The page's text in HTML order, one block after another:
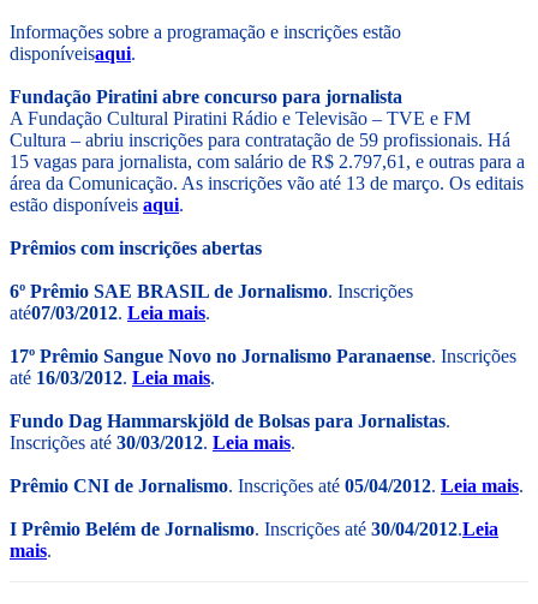
Informações sobre a programação e inscrições estão
disponíveisaqui.
Fundação Piratini abre concurso para jornalista
A Fundação Cultural Piratini Rádio e Televisão – TVE e FM
Cultura – abriu inscrições para contratação de 59 profissionais. Há
15 vagas para jornalista, com salário de R$ 2.797,61, e outras para a
área da Comunicação. As inscrições vão até 13 de março. Os editais
estão disponíveis aqui.
Prêmios com inscrições abertas
6º Prêmio SAE BRASIL de Jornalismo. Inscrições
até07/03/2012. Leia mais.
17º Prêmio Sangue Novo no Jornalismo Paranaense. Inscrições
até 16/03/2012. Leia mais.
Fundo Dag Hammarskjöld de Bolsas para Jornalistas.
Inscrições até 30/03/2012. Leia mais.
Prêmio CNI de Jornalismo. Inscrições até 05/04/2012. Leia mais.
I Prêmio Belém de Jornalismo. Inscrições até 30/04/2012.Leia
mais.